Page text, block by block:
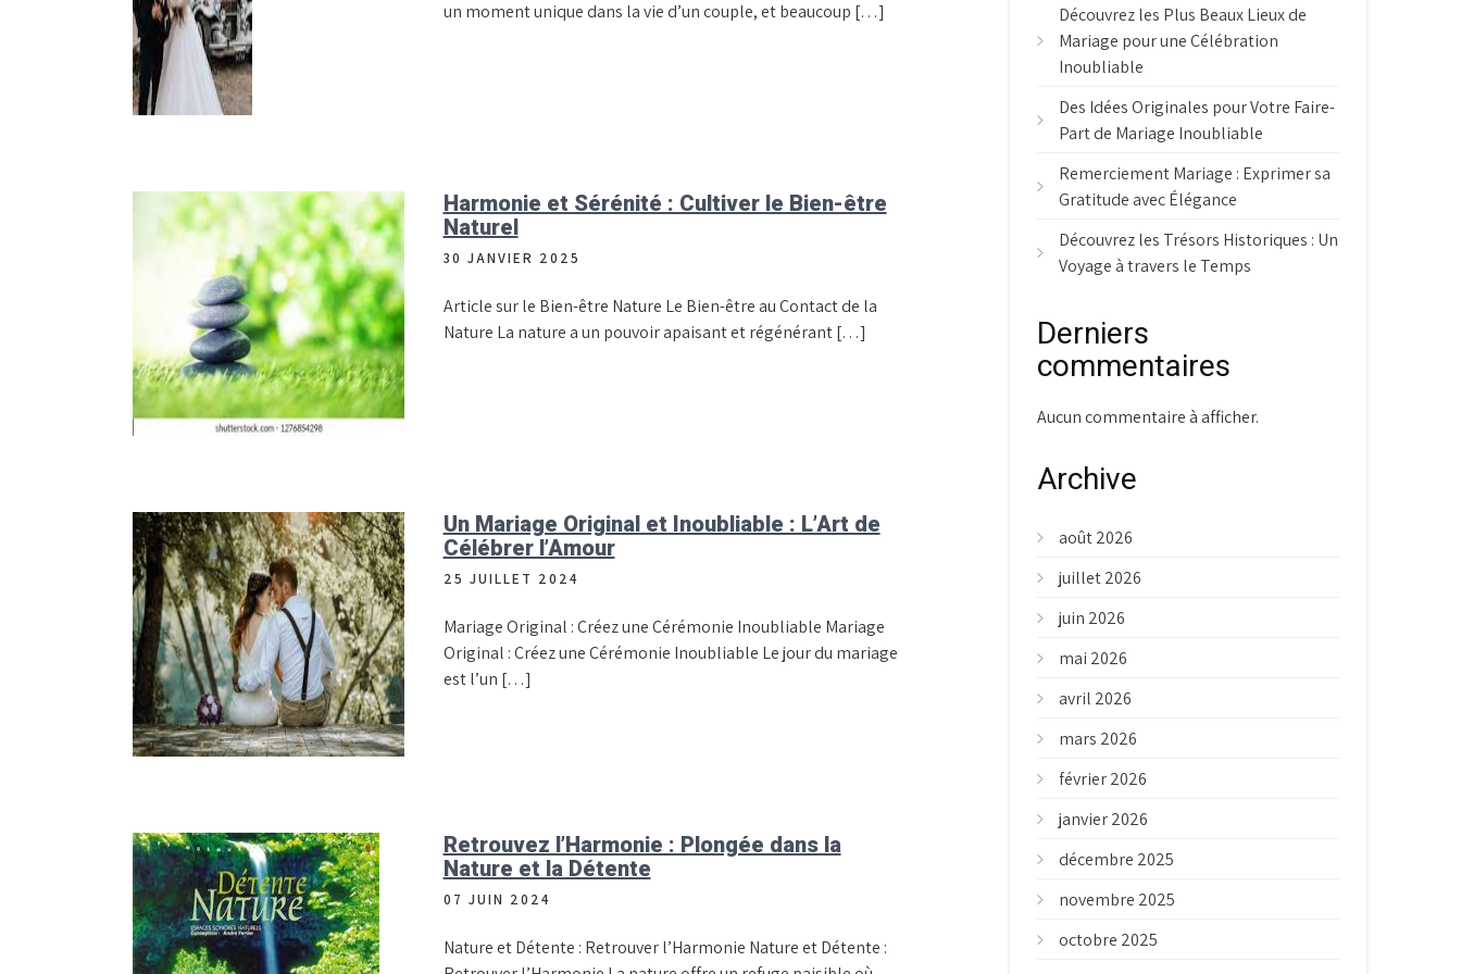
un moment unique dans la vie d’un couple, et beaucoup […]
Harmonie et Sérénité : Cultiver le Bien-être
Naturel
30 JANVIER 2025
Article sur le Bien-être Nature Le Bien-être au Contact de la
Nature La nature a un pouvoir apaisant et régénérant […]
Un Mariage Original et Inoubliable : L’Art de
Célébrer l’Amour
25 JUILLET 2024
Mariage Original : Créez une Cérémonie Inoubliable Mariage
Original : Créez une Cérémonie Inoubliable Le jour du mariage
est l’un […]
Retrouvez l’Harmonie : Plongée dans la
Nature et la Détente
07 JUIN 2024
Nature et Détente : Retrouver l’Harmonie Nature et Détente :
Découvrez les Plus Beaux Lieux de
Mariage pour une Célébration
Inoubliable
Des Idées Originales pour Votre Faire-
Part de Mariage Inoubliable
Remerciement Mariage : Exprimer sa
Gratitude avec Élégance
Découvrez les Trésors Historiques : Un
Voyage à travers le Temps
Derniers
commentaires
Aucun commentaire à afficher.
Archive
août 2026
juillet 2026
juin 2026
mai 2026
avril 2026
mars 2026
février 2026
janvier 2026
décembre 2025
novembre 2025
octobre 2025